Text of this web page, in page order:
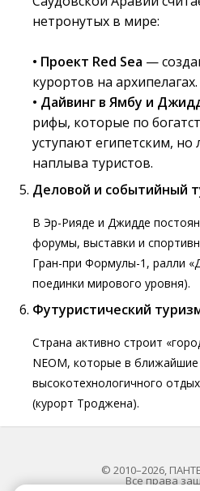
нетронутых в мире:
• Проект Red Sea —
курортов на архипелагах.
• Дайвинг в Ямбу и
рифы, которые по
уступают египетским,
наплыва туристов.
Деловой и событийный
В Эр-Рияде и Джидде
форумы, выставки и
Гран-при Формулы-1, ралли
поединки мирового уровня).
Футуристический
Страна активно строит
NEOM, которые в
высокотехнологичного
(курорт Троджена).
© 2010–2026,
Все права